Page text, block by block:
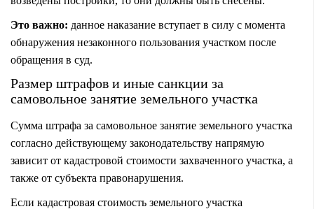
Это важно: данное наказание вступает в силу с момента
обнаружения незаконного пользования участком после
обращения в суд.
Размер штрафов и иные санкции за
самовольное занятие земельного участка
Сумма штрафа за самовольное занятие земельного участка
согласно действующему законодательству напрямую
зависит от кадастровой стоимости захваченного участка, а
также от субъекта правонарушения.
Если кадастровая стоимость земельного участка